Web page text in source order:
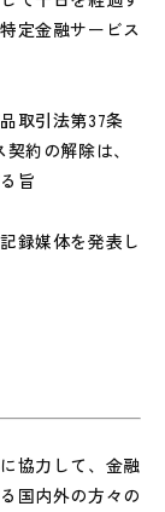
定金融サービス
取引法第37条
約の解除は、
旨
録媒体を発表し
協力して、金融
国内外の方々の